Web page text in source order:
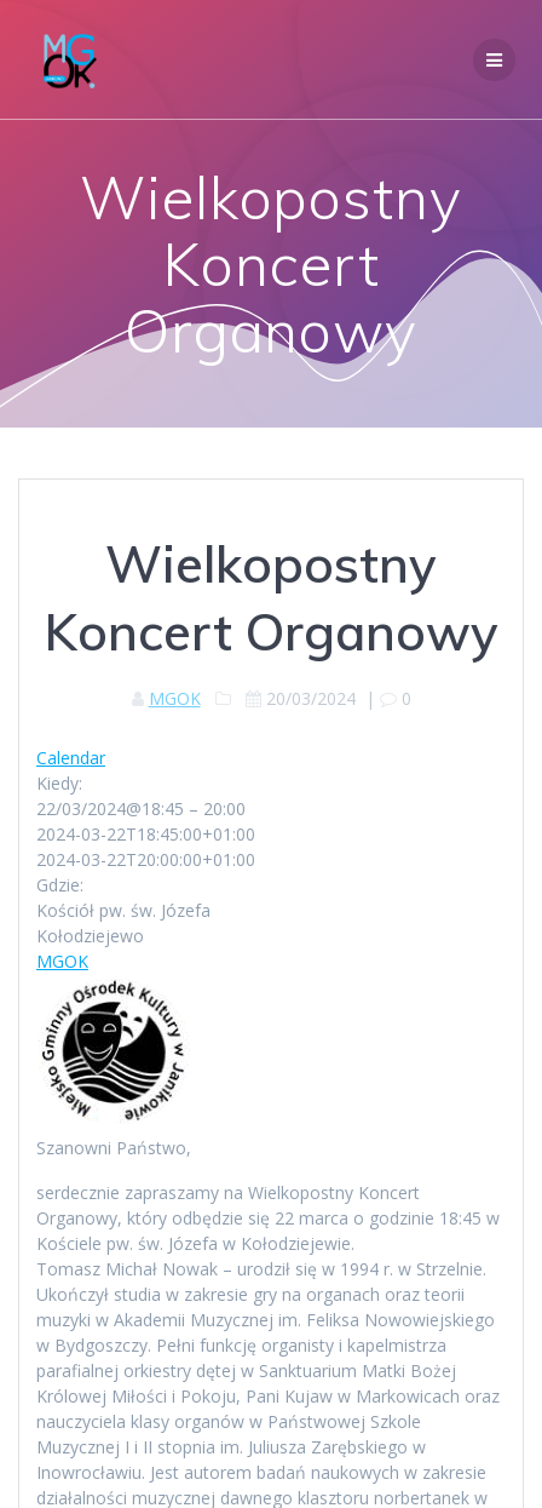
Wielkopostny
Koncert
Organowy
Wielkopostny
Koncert Organowy
MGOK 20/03/2024| 0
Calendar
Kiedy:
22/03/2024@18:45 – 20:00
2024-03-22T18:45:00+01:00
2024-03-22T20:00:00+01:00
Gdzie:
Kościół pw. św. Józefa
Kołodziejewo
MGOK
Szanowni Państwo,
serdecznie zapraszamy na Wielkopostny Koncert
Organowy, który odbędzie się 22 marca o godzinie 18:45 w
Kościele pw. św. Józefa w Kołodziejewie.
Tomasz Michał Nowak – urodził się w 1994 r. w Strzelnie.
Ukończył studia w zakresie gry na organach oraz teorii
muzyki w Akademii Muzycznej im. Feliksa Nowowiejskiego
w Bydgoszczy. Pełni funkcję organisty i kapelmistrza
parafialnej orkiestry dętej w Sanktuarium Matki Bożej
Królowej Miłości i Pokoju, Pani Kujaw w Markowicach oraz
nauczyciela klasy organów w Państwowej Szkole
Muzycznej I i II stopnia im. Juliusza Zarębskiego w
Inowrocławiu. Jest autorem badań naukowych w zakresie
działalności muzycznej dawnego klasztoru norbertanek w